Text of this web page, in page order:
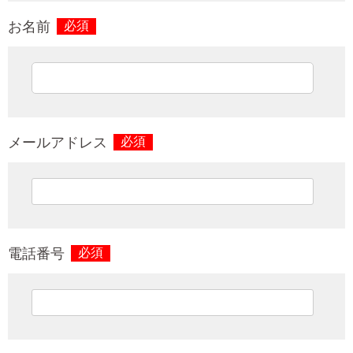
お名前 必須
メールアドレス 必須
電話番号 必須